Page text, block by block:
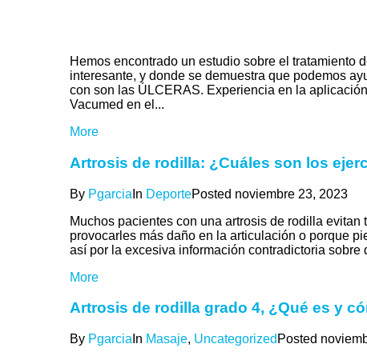
Hemos encontrado un estudio sobre el tratamiento
interesante, y donde se demuestra que podemos
con son las ÚLCERAS. Experiencia en la
Vacumed en el...
More
Artrosis de rodilla: ¿Cuáles son los
By Pgarcia In DeportePosted noviembre 23, 2023
Muchos pacientes con una artrosis de rodilla
provocarles más daño en la articulación o porque
así por la excesiva información contradictoria sobre
More
Artrosis de rodilla grado 4, ¿Qué es y
By Pgarcia In Masaje, Uncategorized Posted